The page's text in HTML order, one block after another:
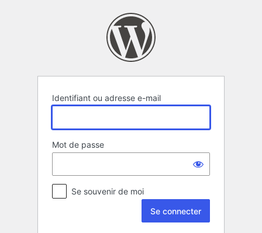
Identifiant ou adresse e-mail
Mot de passe
Se souvenir de moi